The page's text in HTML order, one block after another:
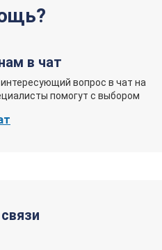
труборез везде подберешся
в чат
вопрос в чат на
помогут с выбором